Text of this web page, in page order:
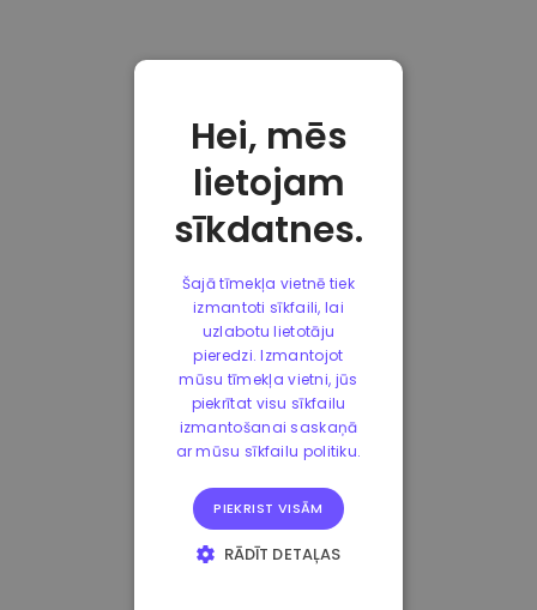
Hei, mēs
lietojam
sīkdatnes.
Šajā tīmekļa vietnē tiek
izmantoti sīkfaili, lai
uzlabotu lietotāju
pieredzi. Izmantojot
mūsu tīmekļa vietni, jūs
piekrītat visu sīkfailu
izmantošanai saskaņā
ar mūsu sīkfailu politiku.
PIEKRIST VISĀM
RĀDĪT DETAĻAS